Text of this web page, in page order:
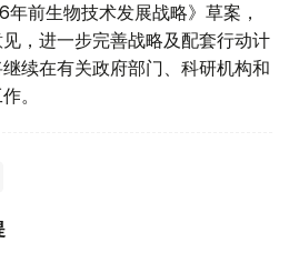
前生物技术发展战略》草案，
，进一步完善战略及配套行动计
续在有关政府部门、科研机构和
。